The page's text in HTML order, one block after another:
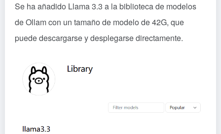
Se ha añadido Llama 3.3 a la biblioteca de modelos
de Ollam con un tamaño de modelo de 42G, que
puede descargarse y desplegarse directamente.